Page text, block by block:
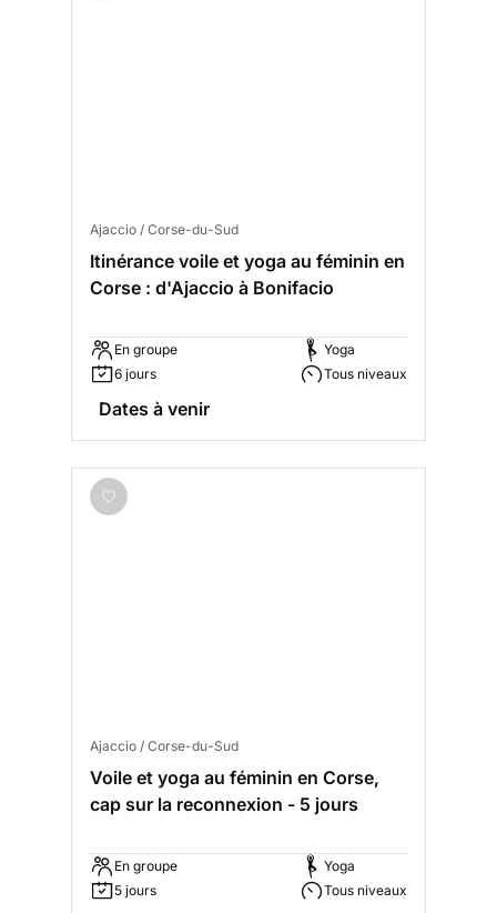
Ajaccio / Corse-du-Sud
Itinérance voile et yoga au féminin en
Corse : d'Ajaccio à Bonifacio
En groupe
6 jours
Yoga
Tous niveaux
Dates à venir
Ajaccio / Corse-du-Sud
Voile et yoga au féminin en Corse,
cap sur la reconnexion - 5 jours
En groupe
5 jours
Yoga
Tous niveaux